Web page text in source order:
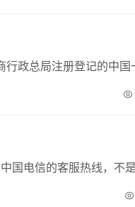
行政总局注册登记的中国
国电信的客服热线，不